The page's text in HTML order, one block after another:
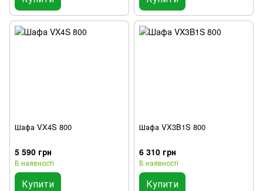
Шафа VX4S 800
5 590 грн
В наявності
Купити
Шафа VX3B1S 800
6 310 грн
В наявності
Купити